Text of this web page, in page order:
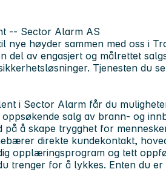
-- Sector Alarm AS
nye høyder sammen med oss i
del av engasjert og målrettet
Tjenesten du
i Sector Alarm får du
oppsøkende salg av brann- og
å skape trygghet for
direkte kundekontakt,
opplæringsprogram og tett
trenger for å lykkes. Enten du